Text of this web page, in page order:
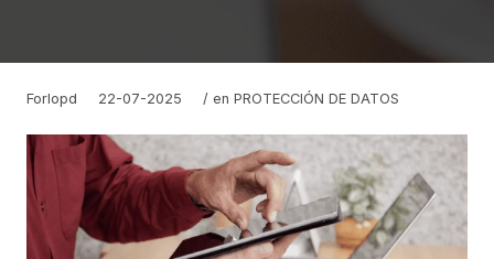
Forlopd 22-07-2025 / enPROTECCIÓN DE DATOS